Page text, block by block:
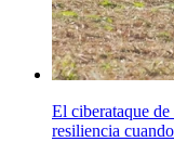
El ciberataque
resiliencia